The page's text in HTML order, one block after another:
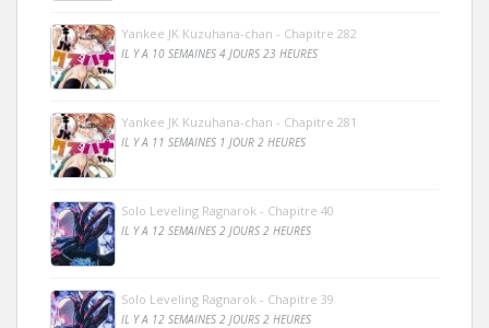
Yankee JK Kuzuhana-chan - Chapitre 282
IL Y A 10 SEMAINES 4 JOURS 23 HEURES
Yankee JK Kuzuhana-chan - Chapitre 281
IL Y A 11 SEMAINES 1 JOUR 2 HEURES
Solo Leveling Ragnarok - Chapitre 40
IL Y A 12 SEMAINES 2 JOURS 2 HEURES
Solo Leveling Ragnarok - Chapitre 39
IL Y A 12 SEMAINES 2 JOURS 2 HEURES